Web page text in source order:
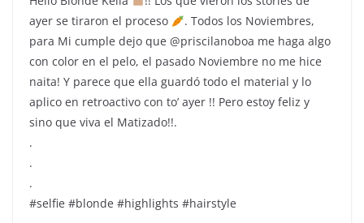
ayer se tiraron el proceso
. Todos los Noviembres,
para Mi cumple dejo que @priscilanoboa me haga algo
con color en el pelo, el pasado Noviembre no me hice
naita! Y parece que ella guardó todo el material y lo
aplico en retroactivo con to’ ayer !! Pero estoy feliz y
sino que viva el Matizado!!.
.
.
.
#selfie #blonde #highlights #hairstyle